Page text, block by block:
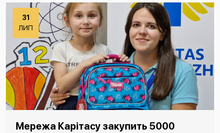
31
ЛИП
Мережа Карітасу закупить 5000